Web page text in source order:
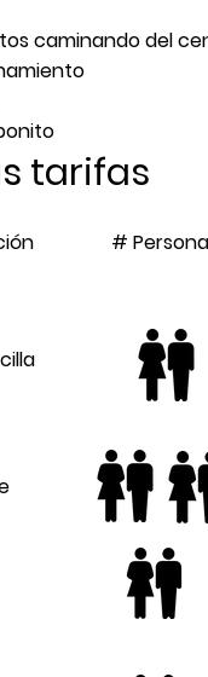
caminando del
tarifas
#